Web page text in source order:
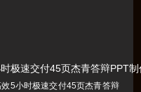
极速交付45页杰青答辩PPT
5小时极速交付45页杰青答辩